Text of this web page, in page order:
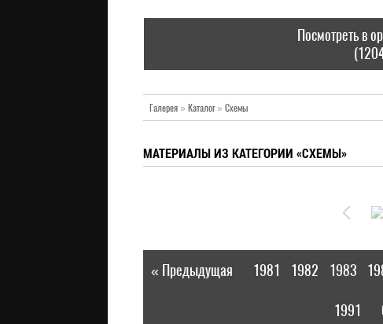
Посмотреть в
Галерея» Каталог» Схемы
МАТЕРИАЛЫ ИЗ КАТЕГОРИИ «СХЕМЫ»
« Предыдущая 1981 1982 1983
1991